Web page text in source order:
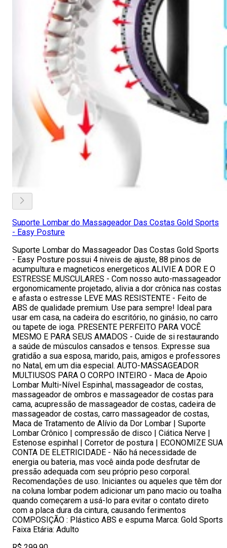
Suporte Lombar do Massageador Das Costas Gold Sports
- Easy Posture
Suporte Lombar do Massageador Das Costas Gold Sports
- Easy Posture possui 4 niveis de ajuste, 88 pinos de
acumpultura e magneticos energeticos ALIVIE A DOR E O
ESTRESSE MUSCULARES - Com nosso auto-massageador
ergonomicamente projetado, alivia a dor crônica nas costas
e afasta o estresse LEVE MAS RESISTENTE - Feito de
ABS de qualidade premium. Use para sempre! Ideal para
usar em casa, na cadeira do escritório, no ginásio, no carro
ou tapete de ioga. PRESENTE PERFEITO PARA VOCÊ
MESMO E PARA SEUS AMADOS - Cuide de si restaurando
a saúde de músculos cansados ​​e tensos. Expresse sua
gratidão a sua esposa, marido, pais, amigos e professores
no Natal, em um dia especial. AUTO-MASSAGEADOR
MULTIUSOS PARA O CORPO INTEIRO - Maca de Apoio
Lombar Multi-Nível Espinhal, massageador de costas,
massageador de ombros e massageador de costas para
cama, acupressão de massageador de costas, cadeira de
massageador de costas, carro massageador de costas,
Maca de Tratamento de Alívio da Dor Lombar | Suporte
Lombar Crônico | compressão de disco | Ciática Nerve |
Estenose espinhal | Corretor de postura | ECONOMIZE SUA
CONTA DE ELETRICIDADE - Não há necessidade de
energia ou bateria, mas você ainda pode desfrutar de
pressão adequada com seu próprio peso corporal.
Recomendações de uso. Iniciantes ou aqueles que têm dor
na coluna lombar podem adicionar um pano macio ou toalha
quando começarem a usá-lo para evitar o contato direto
com a placa dura da cintura, causando ferimentos
COMPOSIÇÃO : Plástico ABS e espuma Marca: Gold Sports
Faixa Etária: Adulto